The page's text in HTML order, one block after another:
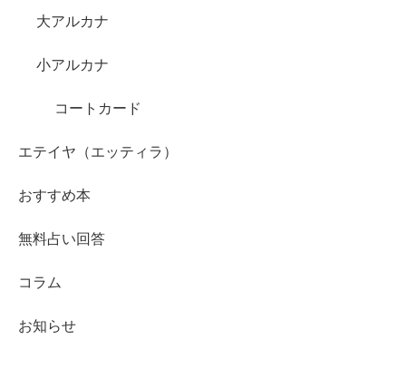
大アルカナ
小アルカナ
コートカード
エテイヤ（エッティラ）
おすすめ本
無料占い回答
コラム
お知らせ